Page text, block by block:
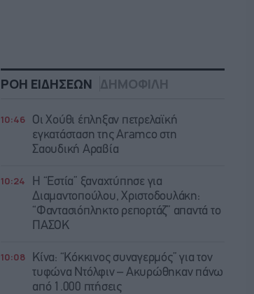
ΡΟΗ ΕΙΔΗΣΕΩΝ ΔΗΜΟΦΙΛΗ
10:46
Οι Χούθι έπληξαν πετρελαϊκή
εγκατάσταση της Aramco στη
Σαουδική Αραβία
10:24
Η “Εστία” ξαναχτύπησε για
Διαμαντοπούλου, Χριστοδουλάκη:
“Φαντασιόπληκτο ρεπορτάζ” απαντά το
ΠΑΣΟΚ
10:08
Κίνα: “Κόκκινος συναγερμός” για τον
τυφώνα Ντόλφιν – Ακυρώθηκαν πάνω
από 1.000 πτήσεις